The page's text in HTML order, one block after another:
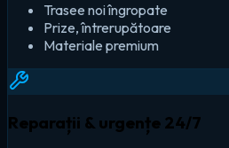
Trasee noi îngropate
Prize, întrerupătoare
Materiale premium
Reparații & urgențe 24/7